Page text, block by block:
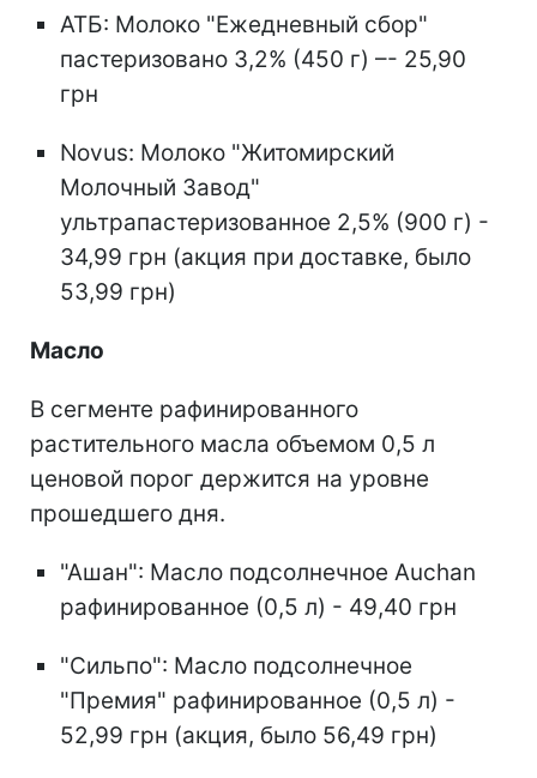
АТБ: Молоко "Ежедневный сбор"
пастеризовано 3,2% (450 г) –- 25,90
грн
Novus: Молоко "Житомирский
Молочный Завод"
ультрапастеризованное 2,5% (900 г) -
34,99 грн (акция при доставке, было
53,99 грн)
Масло
В сегменте рафинированного
растительного масла объемом 0,5 л
ценовой порог держится на уровне
прошедшего дня.
"Ашан": Масло подсолнечное Auchan
рафинированное (0,5 л) - 49,40 грн
"Сильпо": Масло подсолнечное
"Премия" рафинированное (0,5 л) -
52,99 грн (акция, было 56,49 грн)